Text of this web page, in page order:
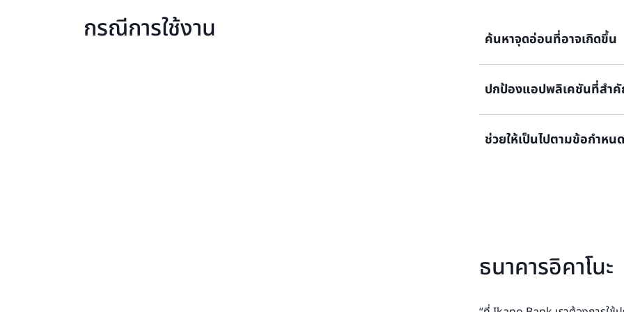
ต่อเสถียรภาพด้านความยืดหยุ่
ใช้แล้ว
บริการทดสอบความยืดหยุ่นข
Injection Simulator (FIS) เ
ในการจำลองสถานการณ์ที่มี
ต้องว่าแอปพลิเคชันฟื้นตัวได้
สภาวะปกติตามที่กำหนดไว้ ข้
ข่าย หรือการมีการเชื่อมต่อแ
เดียว นอกจากนี้ AWS
ประเมินและการทดสอบความ
กรณีการใช้งาน ค้นหาจุดอ่อนที่อาจเกิดขึ้น
ใช้การป้อนความล้มเหลวในโ
ปกป้องแอปพลิเคชันที่สำ
ให้คำแนะนำที่นำไปปฏิบัติได้เ
ช่วยให้เป็นไปตามข้อกำ
ธนาคารอิคาโนะ